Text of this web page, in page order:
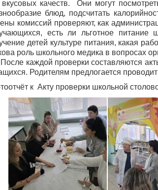
качеств.
Они могут
блюд, подсчитать
комиссий проверяют, как
есть ли льготное питание
детей культуре питания, какая
роль школьного медика в вопросах
каждой проверки составляются
Родителям предлогается
к Акту проверки школьной